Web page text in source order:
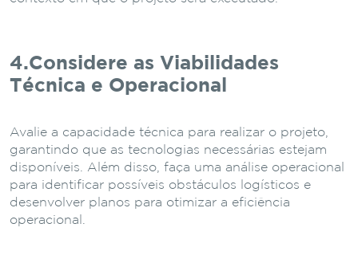
4.Considere as Viabilidades
Técnica e Operacional
Avalie a capacidade técnica para realizar o projeto,
garantindo que as tecnologias necessárias estejam
disponíveis. Além disso, faça uma análise operacional
para identificar possíveis obstáculos logísticos e
desenvolver planos para otimizar a eficiência
operacional.